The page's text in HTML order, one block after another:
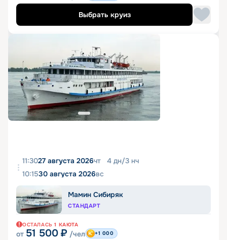
Выбрать круиз
11:3027 августа 2026чт 4 дн/3 нч
10:1530 августа 2026вс
Мамин Сибиряк
СТАНДАРТ
ОСТАЛАСЬ 1 КАЮТА
от 51 500 ₽ /чел +1 000